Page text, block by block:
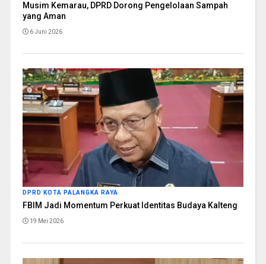
Musim Kemarau, DPRD Dorong Pengelolaan Sampah
yang Aman
6 Juni 2026
DPRD KOTA PALANGKA RAYA
FBIM Jadi Momentum Perkuat Identitas Budaya Kalteng
19 Mei 2026